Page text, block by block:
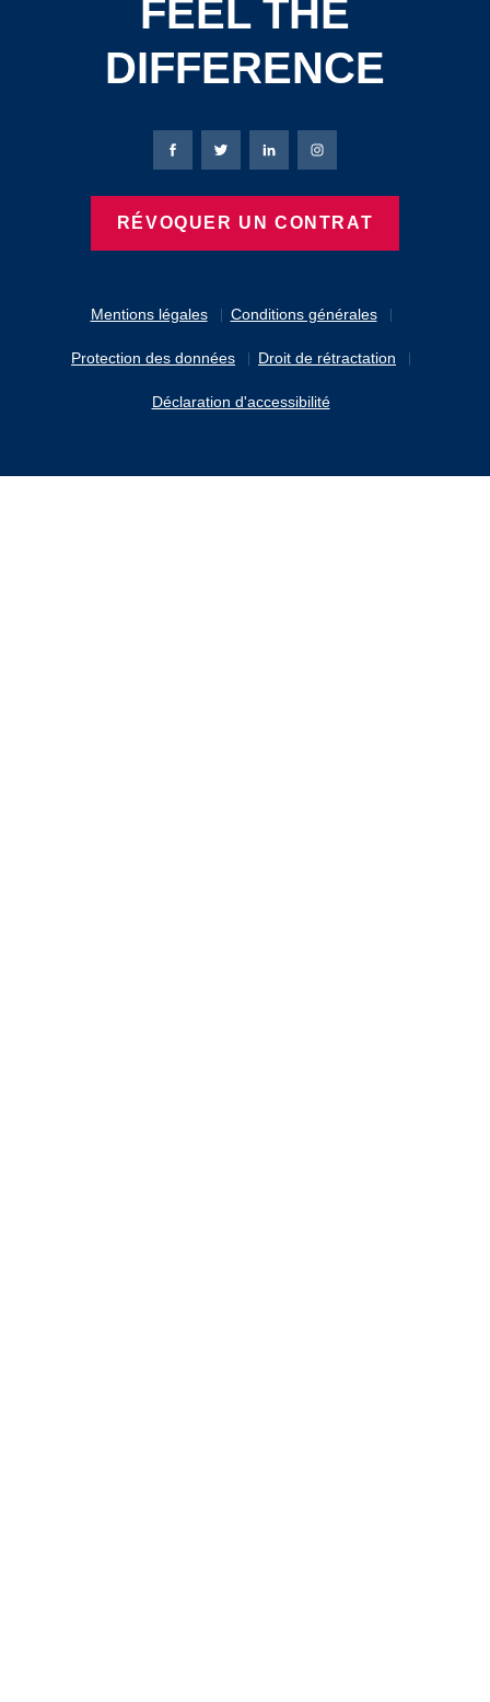
FEEL THE
DIFFERENCE
Mentions légales Conditions générales
Protection des données Droit de rétractation
Déclaration d'accessibilité
Page Facebook de Bierbaum-Proenen
Page X de Bierbaum-Proenen
Page LinkedIn de
Page Instagram de
RÉVOQUER UN CONTRAT